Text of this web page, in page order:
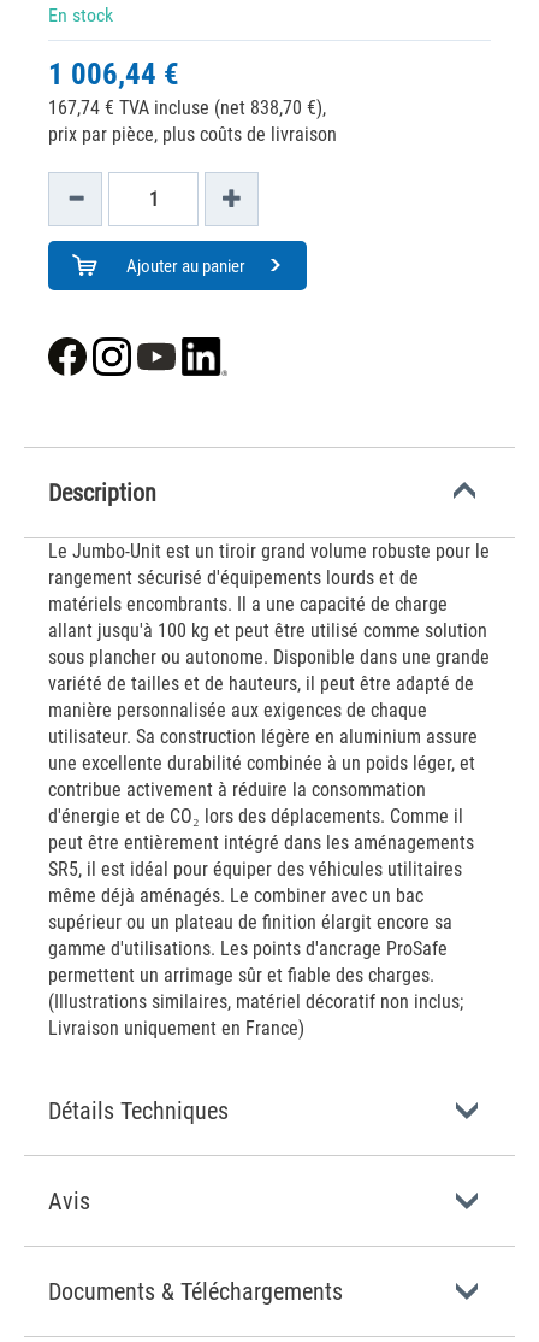
En stock
1 006,44 €
167,74 € TVA incluse (net 838,70 €),
prix par pièce, plus coûts de livraison
Ajouter au panier
Description
Le Jumbo-Unit est un tiroir grand volume robuste pour le
rangement sécurisé d'équipements lourds et de
matériels encombrants. Il a une capacité de charge
allant jusqu'à 100 kg et peut être utilisé comme solution
sous plancher ou autonome. Disponible dans une grande
variété de tailles et de hauteurs, il peut être adapté de
manière personnalisée aux exigences de chaque
utilisateur. Sa construction légère en aluminium assure
une excellente durabilité combinée à un poids léger, et
contribue activement à réduire la consommation
d'énergie et de CO₂ lors des déplacements. Comme il
peut être entièrement intégré dans les aménagements
SR5, il est idéal pour équiper des véhicules utilitaires
même déjà aménagés. Le combiner avec un bac
supérieur ou un plateau de finition élargit encore sa
gamme d'utilisations. Les points d'ancrage ProSafe
permettent un arrimage sûr et fiable des charges.
(Illustrations similaires, matériel décoratif non inclus;
Livraison uniquement en France)
Détails Techniques
Avis
Documents & Téléchargements